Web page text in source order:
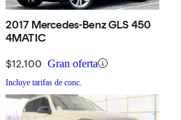
2017 Mercedes-Benz GLS 450
4MATIC
$12,100 Gran oferta
Incluye tarifas de conc.